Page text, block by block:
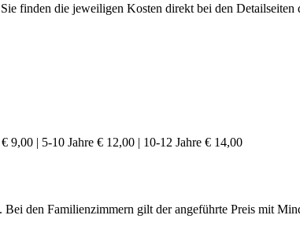
finden die jeweiligen Kosten direkt bei den Detailseiten
9,00 | 5-10 Jahre € 12,00 | 10-12 Jahre € 14,00
den Familienzimmern gilt der angeführte Preis mit